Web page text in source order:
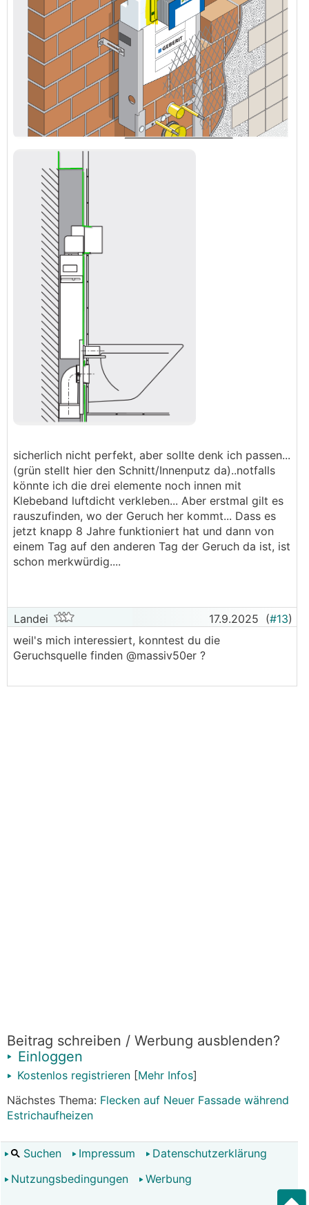
sicherlich nicht perfekt, aber sollte denk ich passen...
(grün stellt hier den Schnitt/Innenputz da)..notfalls
könnte ich die drei elemente noch innen mit
Klebeband luftdicht verkleben... Aber erstmal gilt es
rauszufinden, wo der Geruch her kommt... Dass es
jetzt knapp 8 Jahre funktioniert hat und dann von
einem Tag auf den anderen Tag der Geruch da ist, ist
schon merkwürdig....
Landei 17.9.2025 (#13)
weil's mich interessiert, konntest du die
Geruchsquelle finden @massiv50er ?
Beitrag schreiben / Werbung ausblenden?
Einloggen
Kostenlos registrieren [Mehr Infos]
Nächstes Thema: Flecken auf Neuer Fassade während
Estrichaufheizen
Suchen Impressum
Datenschutzerklärung
Nutzungsbedingungen
Werbung